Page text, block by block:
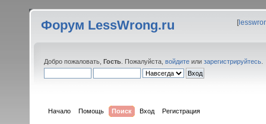
Форум LessWrong.ru [
Добро пожаловать, Гость . Пожалуйста, войдите или зарегистрируйтесь
Начало Помощь Поиск Вход Регистрация